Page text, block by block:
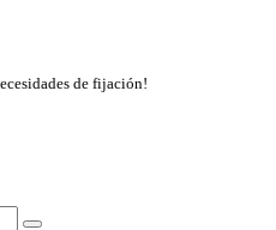
de fijación!